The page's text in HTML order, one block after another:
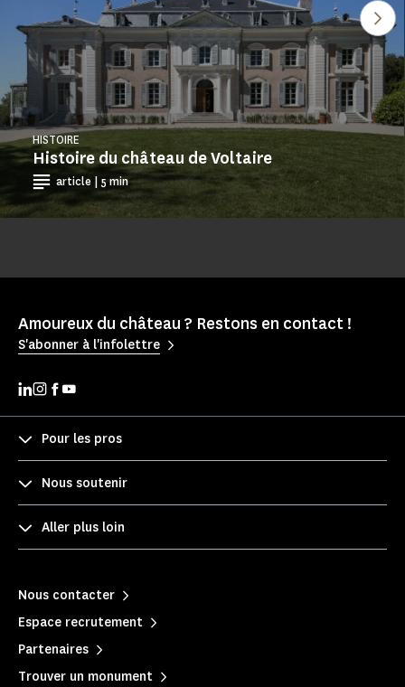
Histoire du château de Voltaire
HISTOIRE
article | 5 min
Amoureux du château ? Restons en contact !
S'abonner à l'infolettre
Pour les pros
Nous soutenir
Aller plus loin
Nous contacter
Espace recrutement
Partenaires
Trouver un monument